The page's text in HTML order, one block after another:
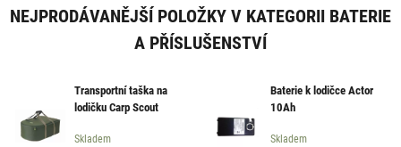
NEJPRODÁVANĚJŠÍ POLOŽKY V KATEGORII BATERIE
A PŘÍSLUŠENSTVÍ
Transportní taška na
lodičku Carp Scout
Skladem
Baterie k lodičce Actor
10Ah
Skladem